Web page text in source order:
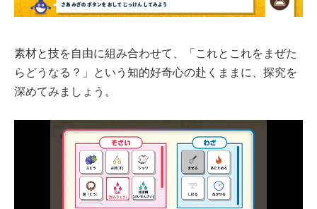
素材と技を自由に組み合わせて、「これとこれをまぜた
らどうなる？」という知的好奇心の赴くままに、探究を
深めてみましょう。